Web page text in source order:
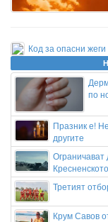
Код за опасни
по
Празник е!
другите
Ограничават
Третият
Крум Савов